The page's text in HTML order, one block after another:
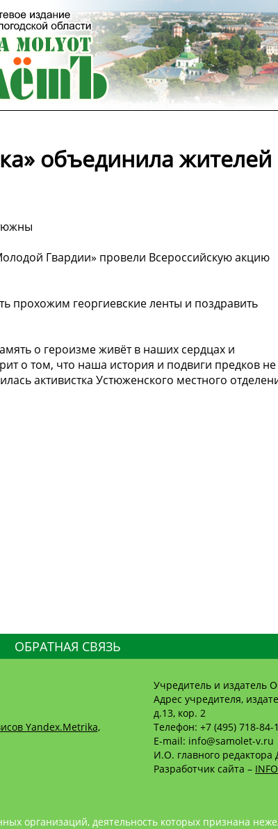
объединила жителей
Гвардии» провели Всероссийскую акцию
прохожим георгиевские ленты и поздравить
о героизме живёт в наших сердцах и
о том, что наша история и подвиги предков не
активистка Устюженского местного
ОБРАТНАЯ СВЯЗЬ
Yandex.Metrika,
Учредитель и издатель
Адрес учредителя,
д.13, кор. 2
Телефон: +7 (495) 718-84-
E-mail: info@samolet-v.ru
И.О. главного редактора
Разработчик сайта –
организаций, деятельность которых признана